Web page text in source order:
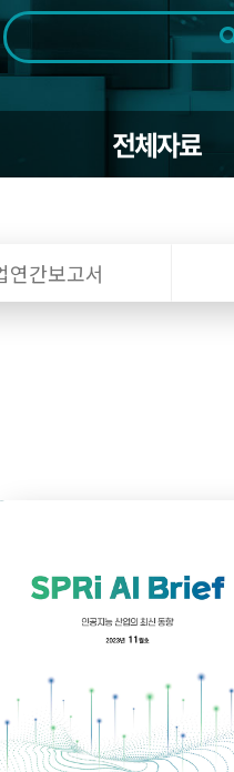
범위 전체
전체 1일 1주 1개월
~
전체자료
연간보고서